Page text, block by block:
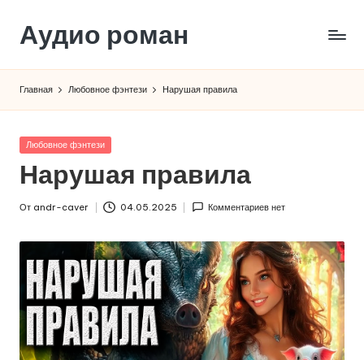
Перейти
содержимому
Аудио роман
Главная Любовное фэнтези Нарушая правила
Опубликовано
Любовное фэнтези
Нарушая правила
От andr-caver 04.05.2025 Комментариев нет